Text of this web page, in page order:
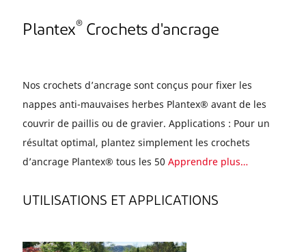
Plantex® Crochets d'ancrage
Nos crochets d’ancrage sont conçus pour fixer les
nappes anti-mauvaises herbes Plantex® avant de les
couvrir de paillis ou de gravier. Applications : Pour un
résultat optimal, plantez simplement les crochets
d’ancrage Plantex® tous les 50 Apprendre plus…
UTILISATIONS ET APPLICATIONS